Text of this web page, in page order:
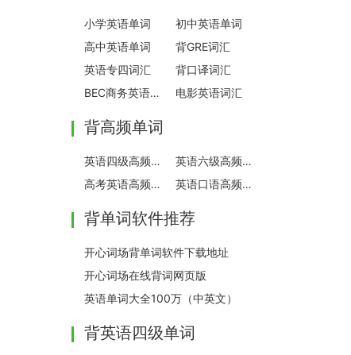
小学英语单词
初中英语单词
高中英语单词
背GRE词汇
英语专四词汇
背口译词汇
BEC商务英语词汇
电影英语词汇
背高频单词
英语四级高频词汇
英语六级高频词汇
高考英语高频单词
英语口语高频单词
背单词软件推荐
开心词场背单词软件下载地址
开心词场在线背词网页版
英语单词大全100万（中英文）
背英语四级单词